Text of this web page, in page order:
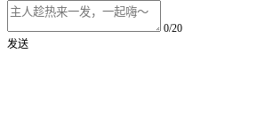
0/20
发送